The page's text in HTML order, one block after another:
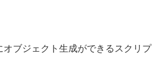
ブジェクト生成ができるスクリプ